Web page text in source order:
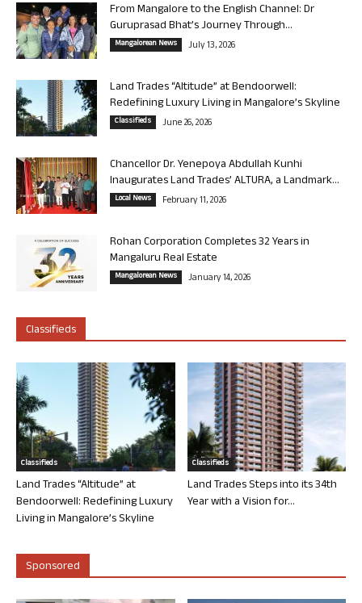
From Mangalore to the English Channel: Dr
Guruprasad Bhat’s Journey Through...
Mangalorean News July 13, 2026
Land Trades “Altitude” at Bendoorwell:
Redefining Luxury Living in Mangalore’s Skyline
Classifieds June 26, 2026
Chancellor Dr. Yenepoya Abdullah Kunhi
Inaugurates Land Trades’ ALTURA, a Landmark...
Local News February 11, 2026
Rohan Corporation Completes 32 Years in
Mangaluru Real Estate
Mangalorean News January 14, 2026
Classifieds
Classifieds
Land Trades “Altitude” at
Bendoorwell: Redefining Luxury
Living in Mangalore’s Skyline
Classifieds
Land Trades Steps into its 34th
Year with a Vision for...
Sponsored